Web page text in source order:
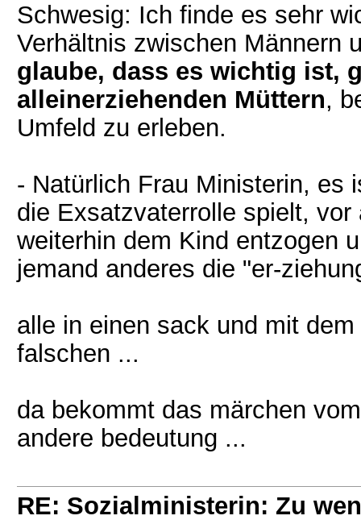
Schwesig: Ich finde es sehr
Verhältnis zwischen Männern
glaube, dass es wichtig ist,
alleinerziehenden Müttern,
Umfeld zu erleben.
- Natürlich Frau Ministerin, es
die Exsatzvaterrolle spielt,
weiterhin dem Kind entzogen
jemand anderes die "er-
alle in einen sack und mit
falschen ...
da bekommt das märchen
andere bedeutung ...
RE: Sozialministerin: Zu